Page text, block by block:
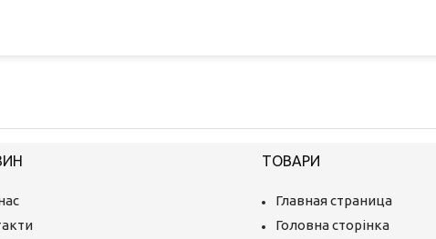
ТОВАРИ
Главная страница
Головна сторінка